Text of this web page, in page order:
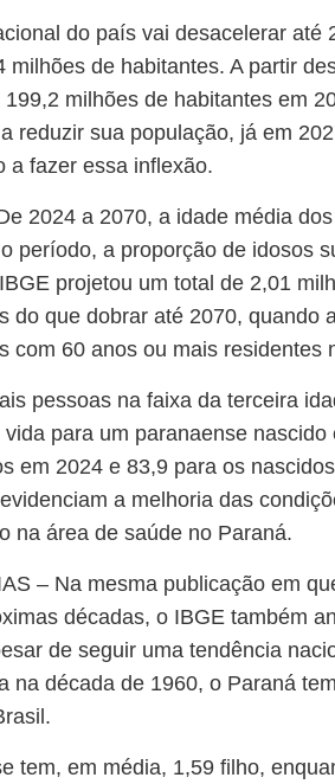
do país vai desacelerar até
milhões de habitantes. A partir
milhões de habitantes em
reduzir sua população, já em
a fazer essa inflexão.
2024 a 2070, a idade média
período, a proporção de idosos
projetou um total de 2,01
do que dobrar até 2070, quando
com 60 anos ou mais residentes
pessoas na faixa da terceira
para um paranaense
em 2024 e 83,9 para os
a melhoria das
na área de saúde no Paraná.
– Na mesma publicação em
décadas, o IBGE também
de seguir uma tendência
na década de 1960, o Paraná
tem, em média, 1,59 filho,